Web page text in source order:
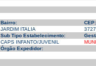
Bairro:
CEP:
JARDIM ITALIA
Sub Tipo Estabelecimento:
CAPS INFANTO/JUVENIL
Órgão Expedidor: